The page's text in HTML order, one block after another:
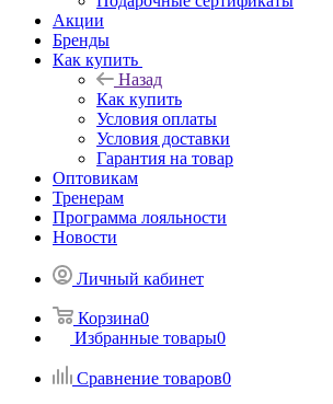
Акции
Бренды
Как купить
Назад
Как купить
Условия оплаты
Условия доставки
Гарантия на товар
Оптовикам
Тренерам
Программа лояльности
Новости
Личный кабинет
Корзина0
Избранные товары0
Сравнение товаров0